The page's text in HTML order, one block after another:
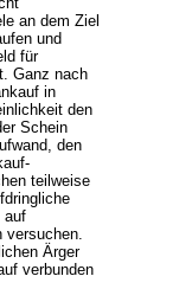
an dem Ziel
und
für
Ganz nach
in
den
Schein
den
teilweise
auf
versuchen.
Ärger
verbunden